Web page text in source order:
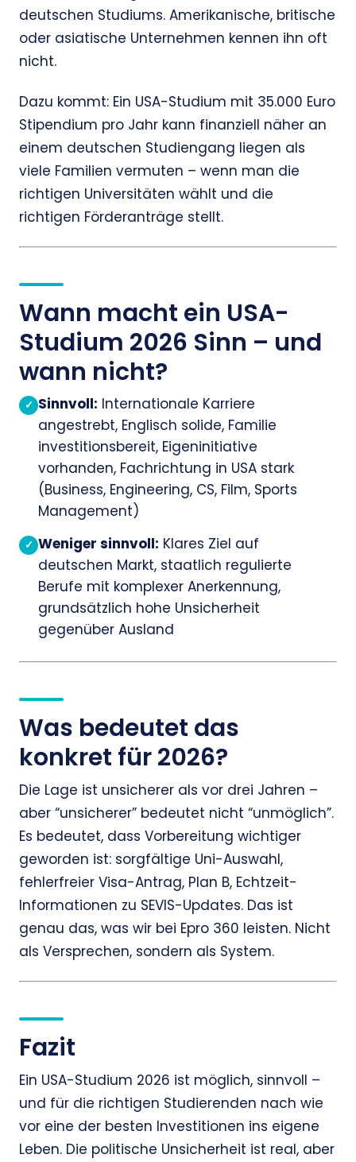
deutschen Studiums. Amerikanische, britische
oder asiatische Unternehmen kennen ihn oft
nicht.
Dazu kommt: Ein USA-Studium mit 35.000 Euro
Stipendium pro Jahr kann finanziell näher an
einem deutschen Studiengang liegen als
viele Familien vermuten – wenn man die
richtigen Universitäten wählt und die
richtigen Förderanträge stellt.
Wann macht ein USA-
Studium 2026 Sinn – und
wann nicht?
✓ Sinnvoll: Internationale Karriere
angestrebt, Englisch solide, Familie
investitionsbereit, Eigeninitiative
vorhanden, Fachrichtung in USA stark
(Business, Engineering, CS, Film, Sports
Management)
✓ Weniger sinnvoll: Klares Ziel auf
deutschen Markt, staatlich regulierte
Berufe mit komplexer Anerkennung,
grundsätzlich hohe Unsicherheit
gegenüber Ausland
Was bedeutet das
konkret für 2026?
Die Lage ist unsicherer als vor drei Jahren –
aber “unsicherer” bedeutet nicht “unmöglich”.
Es bedeutet, dass Vorbereitung wichtiger
geworden ist: sorgfältige Uni-Auswahl,
fehlerfreier Visa-Antrag, Plan B, Echtzeit-
Informationen zu SEVIS-Updates. Das ist
genau das, was wir bei Epro 360 leisten. Nicht
als Versprechen, sondern als System.
Fazit
Ein USA-Studium 2026 ist möglich, sinnvoll –
und für die richtigen Studierenden nach wie
vor eine der besten Investitionen ins eigene
Leben. Die politische Unsicherheit ist real, aber